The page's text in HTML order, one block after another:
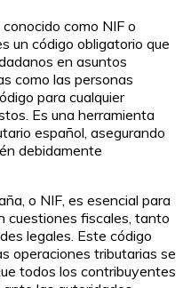
como NIF o
un código obligatorio que
en asuntos
como las personas
para cualquier
Es una herramienta
español, asegurando
debidamente
o NIF, es esencial para
cuestiones fiscales, tanto
legales. Este código
operaciones tributarias se
todos los contribuyentes